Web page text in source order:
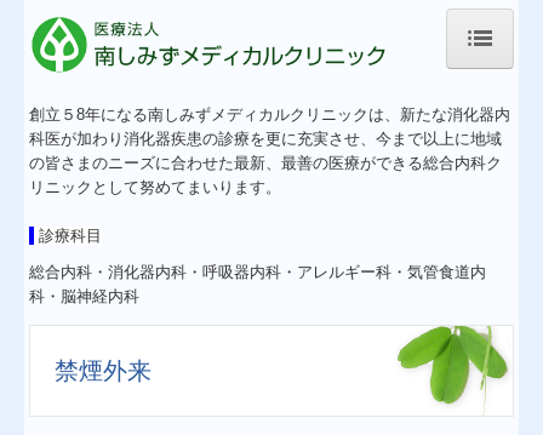
お知らせ
医師のご紹介
専門外来
創立５8年になる南しみずメディカルクリニックは、新たな消化器内
科医が加わり消化器疾患の診療を更に充実させ、今まで以上に地域
の皆さまのニーズに合わせた最新、最善の医療ができる総合内科ク
リニックとして努めてまいります。
診療科目
総合内科・消化器内科・呼吸器内科・アレルギー科・気管食道内
科・脳神経内科
禁煙外来